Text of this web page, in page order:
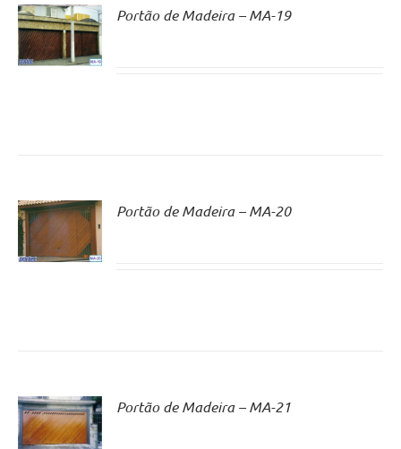
Portão de Madeira – MA-19
Portão de Madeira – MA-20
Portão de Madeira – MA-21